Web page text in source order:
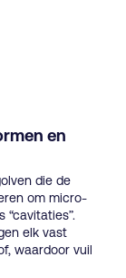
en
die de
om micro-
elk vast
waardoor vuil